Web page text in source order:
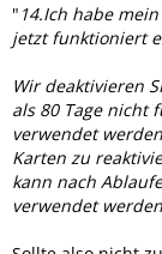
" 14.Ich habe
jetzt funktioniert
Wir deaktivieren
als 80 Tage nicht
verwendet
Karten zu
kann nach
verwendet